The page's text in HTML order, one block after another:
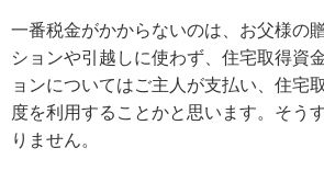
一番税金がかからないのは、お父様の
ションや引越しに使わず、住宅取得資
ョンについてはご主人が支払い、住宅
度を利用することかと思います。そう
りません。